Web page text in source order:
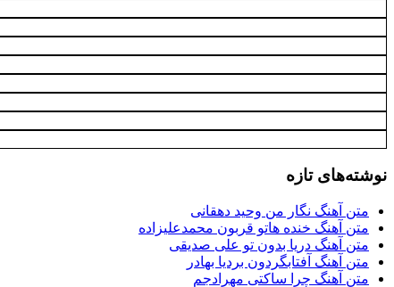
نوشته‌های تازه
متن آهنگ نگار من وحید دهقانی
متن آهنگ خنده هاتو قربون محمدعلیزاده
متن آهنگ دریا بدون تو علی صدیقی
متن آهنگ آفتابگردون بردیا بهادر
متن آهنگ چرا ساکتی مهرادجم